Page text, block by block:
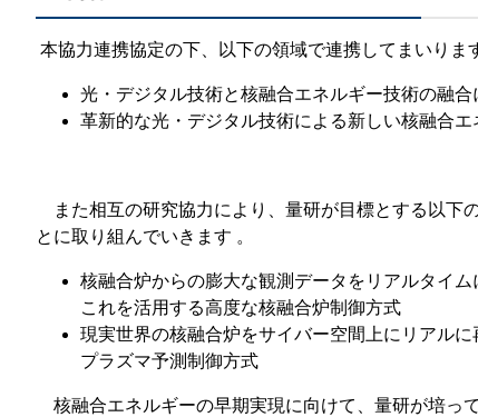
本協力連携協定の下、以下の領域で連携してまいりま
光・デジタル技術と核融合エネルギー技術の融
革新的な光・デジタル技術による新しい核融合エ
また相互の研究協力により、量研が目標とする以下
とに取り組んでいきます 。
核融合炉からの膨大な観測データをリアルタイ
これを活用する高度な核融合炉制御方式
現実世界の核融合炉をサイバー空間上にリアル
プラズマ予測制御方式
核融合エネルギーの早期実現に向けて、量研が培っ